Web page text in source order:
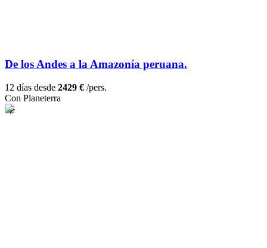
De los Andes a la Amazonía peruana.
12 días desde 2429 € /pers.
Con Planeterra